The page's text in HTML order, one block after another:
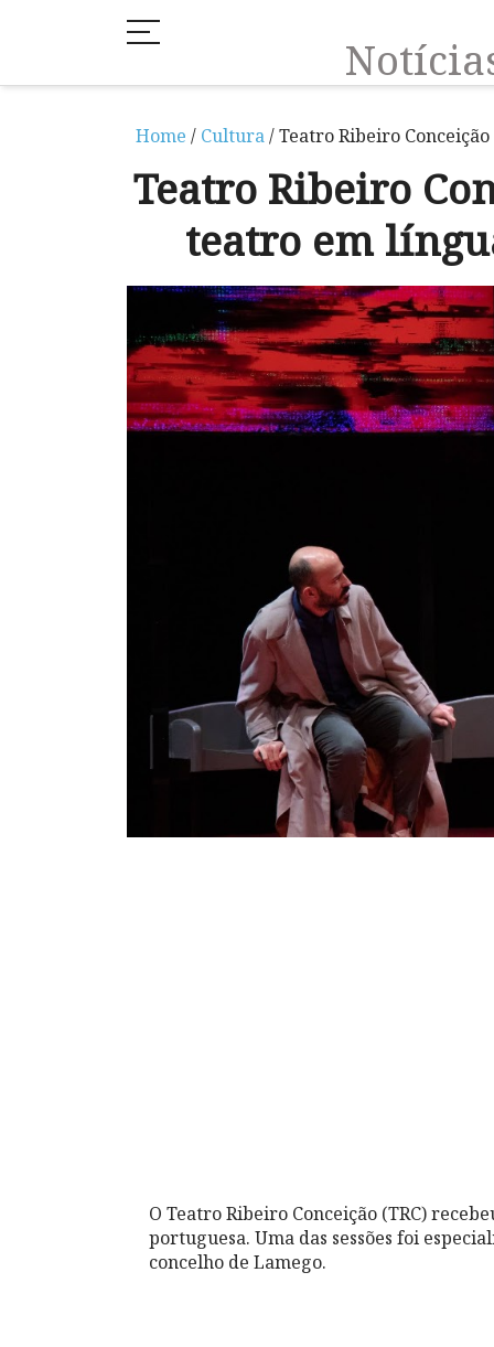
Home / Cultura/ Teatro Ribeiro
Teatro Ribeiro
teatro em
O Teatro Ribeiro Conceição (TRC)
portuguesa. Uma das sessões foi
concelho de Lamego.